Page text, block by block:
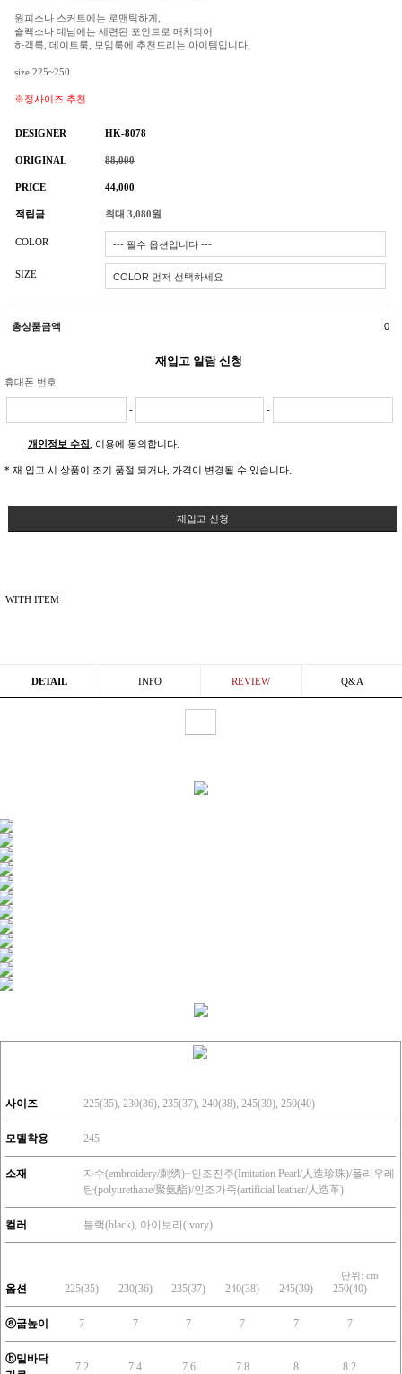
원피스나 스커트에는 로맨틱하게,
슬랙스나 데님에는 세련된 포인트로 매치되어
하객룩, 데이트룩, 모임룩에 추천드리는 아이템입니다.
size 225~250
※정사이즈 추천
DESIGNER HK-8078
ORIGINAL 88,000
PRICE 44,000
적립금 최대 3,080원
COLOR
SIZE
총상품금액 0
재입고 알람 신청
휴대폰 번호
- -
개인정보 수집 , 이용에 동의합니다.
* 재 입고 시 상품이 조기 품절 되거나, 가격이 변경될 수 있습니다.
재입고 신청
WITH ITEM
DETAIL INFO REVIEW Q&A
사이즈 225(35), 230(36), 235(37), 240(38), 245(39), 250(40)
모델착용 245
소재
자수(embroidery/刺绣)+인조진주(Imitation Pearl/人造珍珠)/폴리우레
탄(polyurethane/聚氨酯)/인조가죽(artificial leather/人造革)
컬러 블랙(black), 아이보리(ivory)
단위: cm
옵션 225(35) 230(36) 235(37) 240(38) 245(39) 250(40)
ⓐ굽높이 7 7 7 7 7 7
ⓑ밑바닥
7.2 7.4 7.6 7.8 8 8.2